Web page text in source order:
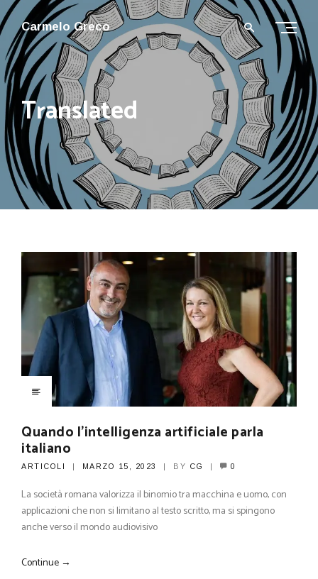
Carmelo Greco
Translated
Quando l’intelligenza artificiale parla
italiano
ARTICOLI MARZO 15, 2023 BY CG 0
La società romana valorizza il binomio tra macchina e uomo, con
applicazioni che non si limitano al testo scritto, ma si spingono
anche verso il mondo audiovisivo
Continue →